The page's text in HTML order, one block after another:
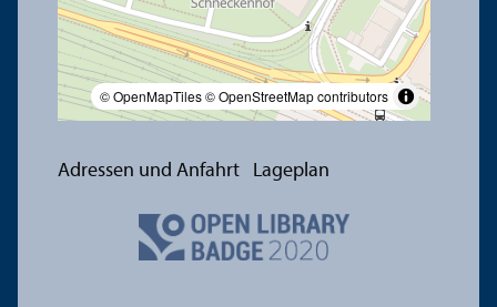
© OpenMapTiles© OpenStreetMap contributors
Adressen und Anfahrt Lageplan